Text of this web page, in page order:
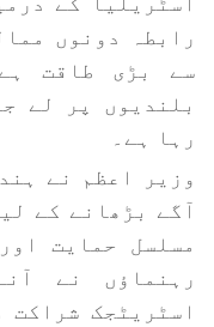
رابطہ دونوں
سے بڑی طاقت
بلندیوں پر لے
رہا ہے۔
وزیر اعظم نے
آگے بڑھانے کے
مسلسل حمایت
رہنماؤں نے
اسٹریٹجک